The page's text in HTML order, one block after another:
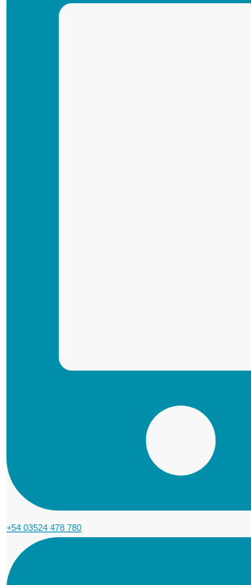
+54 03524 478 780​